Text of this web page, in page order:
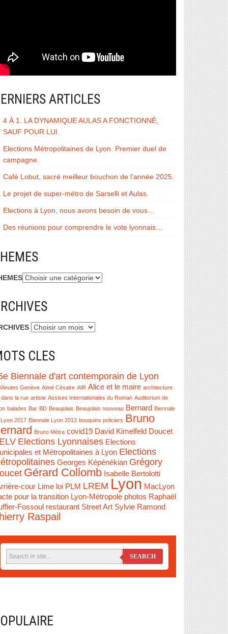
ARTICLES
4 À 1. LA DYNAMIQUE AULAS A FONCTIONNÉ,
SAUF POUR LUI.
Elections Métropolitaines de Lyon. Premier duel de
campagne.
Café Lobut, sacré meilleur bouchon de l’année 2025.
Le projet de super-métro de Sarselli et Aulas.
Elections à Lyon, nous avons besoin de vous…
Des réunions pour comprendre le vote lyonnais…
CLES
Biennale d'art contemporain de Lyon
Genève Aimé Césaire AIR Alice et le maire architecture
dans la rue artiste Assises Internationales du Roman Auditorium de
balades Bar BD Beaujolais Beaujolais nouveau Bernard
Biennale
2017 Biennale Lyon 2013 bouquins policiers Bruno
Bruno Métra covid19 David Kimelfeld Doucet
Elections Lyonnaises Elections
et Métropolitaines à Lyon Elections
Georges Képénékian Grégory
Gérard Collomb Isabelle Bertolotti
cour Lime loi PLM LREM Lyon MacLyon
pour la transition Lyon-Métropole photos Raphaël
Fossoul restaurant Street Art Sylvie Ramond
Raspail
SEARCH